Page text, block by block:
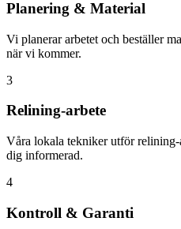
Planering & Material
Vi planerar arbetet och beställer
när vi kommer.
3
Relining-arbete
Våra lokala tekniker utför
dig informerad.
4
Kontroll & Garanti